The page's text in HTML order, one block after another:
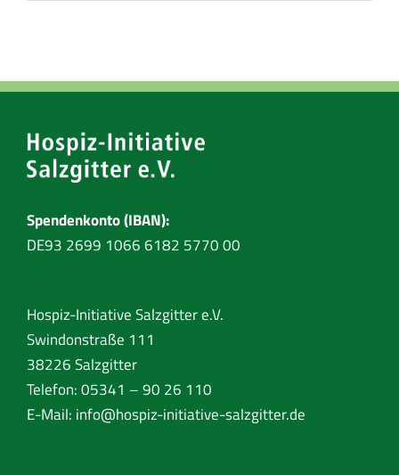
Spendenkonto (IBAN):
DE93 2699 1066 6182 5770 00
Hospiz-Initiative Salzgitter e.V.
Swindonstraße 111
38226 Salzgitter
Telefon: 05341 – 90 26 110
E-Mail: info@hospiz-initiative-salzgitter.de